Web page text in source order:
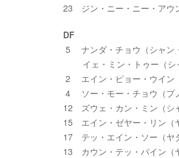
23 ジン・ニー・ニー・アウ
DF
5 ナンダ・チョウ（シャン
イェ・ミン・トゥー（シ
2 エイン・ピョー・ウイン
4 ソー・モー・チョウ（プ
12 ズウェ・カン・ミン（シ
15 エイン・ゼヤー・リン（
17 テッ・エイン・ソー（ヤ
13 カウン・テッ・パイン（